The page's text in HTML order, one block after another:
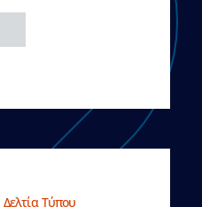
Δελτία Τύπου